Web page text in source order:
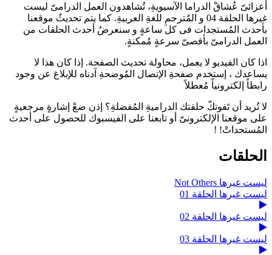
أعزائىّ عُشاقْ الدراما الآسيويةِ، تُشاهدون العمل الدرامىّ ليست
غيرها الحلقة 04 و المُترجمِ للغةِ العربيةِ. كما يتم تحديثُ موقعنا
بأحدث المُستجدات فى كل ساعةٍ و سنعرضُ أحدث الحلقات من
العمل الدرامىّ بأقصىّ سرعةٍ مُمكنةٍ.
اذا كان الفيديو لا يعمل، محاولة تحديث الصفحة. إذا كان هذا لا
يساعدك ، إستخدم صفحةِ الإتصال المُوضحةِ آدناه للإبلاغ عن وجود
رابطاً إلكترونياً مُعطلاً
لا تُريد أن تَفوتكّ حلقتك الدراميةِ المُفضلةِ؟ إذن ضعْ إشارةٍ مرجعيةٍ
على موقعنا الإلكترونىّ أو تابعنا على الفيسبوك للحصول على أحدث
المُستجداتْ! !
الحلقات
ليست غيرها Not Others
ليست غيرها الحلقة 01
ليست غيرها الحلقة 02
ليست غيرها الحلقة 03